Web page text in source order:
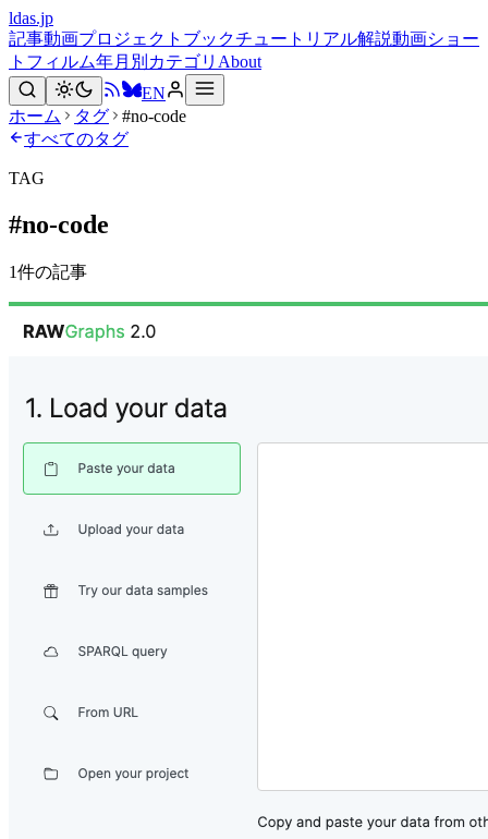
ldas.jp
記事動画プロジェクト ブックチュートリアル解説動画ショー
トフィルム年月別 カテゴリ About
EN
ホーム
タグ
#no-code
すべてのタグ
TAG
#no-code
1件の記事